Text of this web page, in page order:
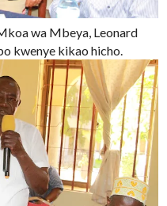
wa Mbeya, Leonard
kwenye kikao hicho.